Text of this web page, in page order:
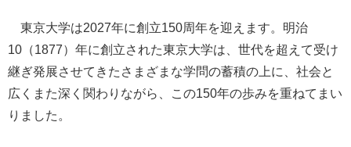
東京大学は2027年に創立150周年を迎えます。明治
10（1877）年に創立された東京大学は、世代を超えて受け
継ぎ発展させてきたさまざまな学問の蓄積の上に、社会と
広くまた深く関わりながら、この150年の歩みを重ねてまい
りました。